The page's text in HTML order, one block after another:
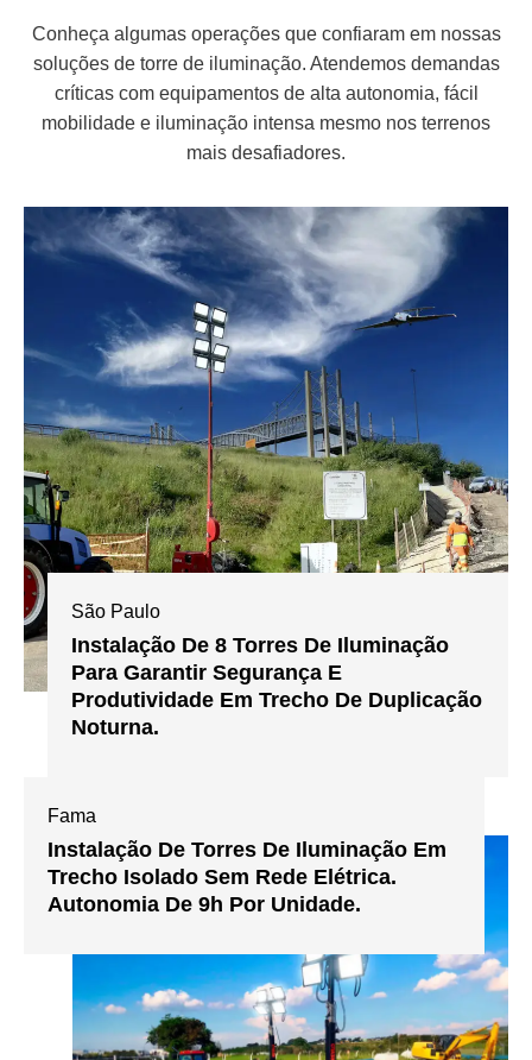
Conheça algumas operações que confiaram em nossas
soluções de torre de iluminação. Atendemos demandas
críticas com equipamentos de alta autonomia, fácil
mobilidade e iluminação intensa mesmo nos terrenos
mais desafiadores.
São Paulo
Instalação De 8 Torres De Iluminação
Para Garantir Segurança E
Produtividade Em Trecho De Duplicação
Noturna.
Fama
Instalação De Torres De Iluminação Em
Trecho Isolado Sem Rede Elétrica.
Autonomia De 9h Por Unidade.